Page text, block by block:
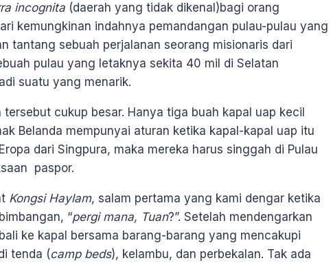
incognita (daerah yang tidak dikenal)bagi orang
kemungkinan indahnya pemandangan pulau-pulau yang
tantang sebuah perjalanan seorang misionaris dari
pulau yang letaknya sekita 40 mil di Selatan
suatu yang menarik.
cukup besar. Hanya tiga buah kapal uap kecil
Belanda mempunyai aturan ketika kapal-kapal uap itu
dari Singpura, maka mereka harus singgah di Pulau
paspor.
Kongsi Haylam, salam pertama yang kami dengar ketika
“pergi mana, Tuan?”. Setelah mendengarkan
ke kapal bersama barang-barang yang mencakupi
tenda (camp beds), kelambu, dan perbekalan. Tak ada